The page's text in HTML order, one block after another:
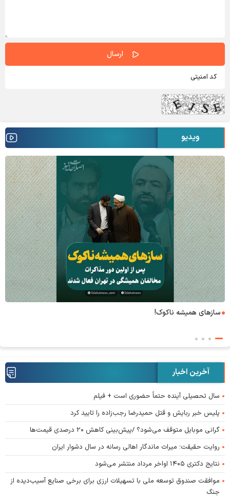
ویدیو
۶+۱ مدعی بهشت
آخرین اخبار
سال تحصیلی آینده حتماً حضوری است + فیلم
پلیس خبر ربایش و قتل حمیدرضا رجب‌زاده را تایید کرد
گرانی موبایل متوقف می‌شود؟ /پیش‌بینی کاهش ۲۰ درصدی قیمت‌ها
روایت حقیقت؛ میراث ماندگار اهالی رسانه در سال دشوار ایران
نتایج دکتری ۱۴۰۵ اواخر مرداد منتشر می‌شود
موافقت صندوق توسعه ملی با تسهیلات ارزی برای برخی صنایع آسیب‌دیده از
جنگ